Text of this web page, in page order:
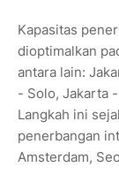
Kapasitas
dioptimalkan
antara lain:
- Solo, Jakarta
Langkah ini
penerbangan
Amsterdam,